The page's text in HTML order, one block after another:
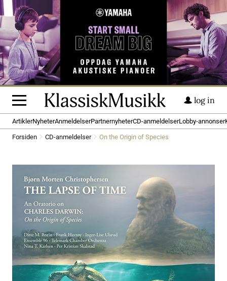
log in
ArtiklerNyheterAnmeldelserPartnernyheterCD-anmeldelserLobby-annonser
Forsiden CD-anmeldelser On the Origin of Species